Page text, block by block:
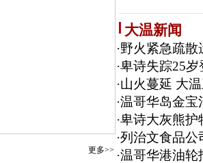
更多>>
大温新闻
·野火紧急疏散
·卑诗失踪25
·山火蔓延 大
·温哥华岛金宝
·卑诗大灰熊护
·列治文食品公
·温哥华港油轮